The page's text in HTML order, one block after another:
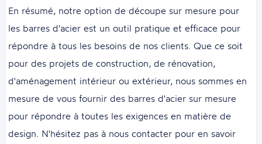
En résumé, notre option de découpe sur mesure pour
les barres d'acier est un outil pratique et efficace pour
répondre à tous les besoins de nos clients. Que ce soit
pour des projets de construction, de rénovation,
d'aménagement intérieur ou extérieur, nous sommes en
mesure de vous fournir des barres d'acier sur mesure
pour répondre à toutes les exigences en matière de
design. N'hésitez pas à nous contacter pour en savoir